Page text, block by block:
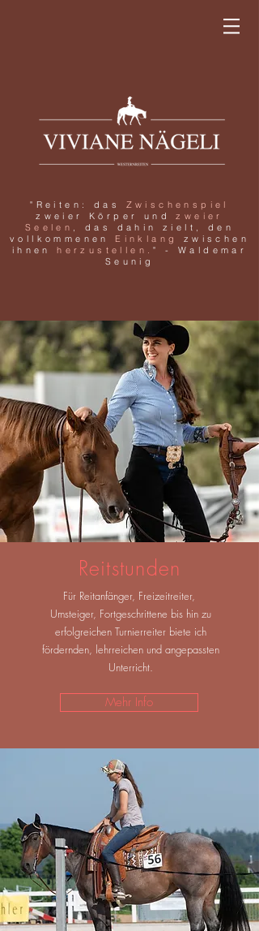
"Reiten: das Zwischenspiel
zweier Körper undzweier
Seelen , das dahin zielt, den
vollkommenen Einklang
zwischen
ihnenherzustellen."- Waldemar
Seunig
Reitstunden
Für Reitanfänger, Freizeitreiter,
Umsteiger, Fortgeschrittene bis hin zu
erfolgreichen Turnierreiter biete ich
fördernden, lehrreichen und angepassten
Unterricht.
Mehr Info